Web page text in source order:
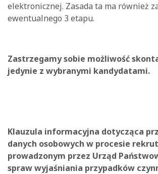
elektronicznej. Zasada ta ma również
ewentualnego 3 etapu.
Zastrzegamy sobie możliwość
jedynie z wybranymi kandydatami.
Klauzula informacyjna dotycząca
danych osobowych w procesie
prowadzonym przez Urząd
spraw wyjaśniania przypadków